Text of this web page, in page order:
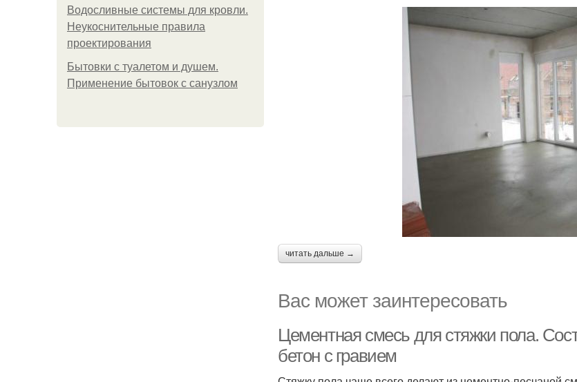
Водосливные системы для кровли.
Неукоснительные правила
проектирования
Бытовки с туалетом и душем.
Применение бытовок с санузлом
читать дальше →
Вас может заинтересовать
Цементная смесь для стяжки пола.
бетон с гравием